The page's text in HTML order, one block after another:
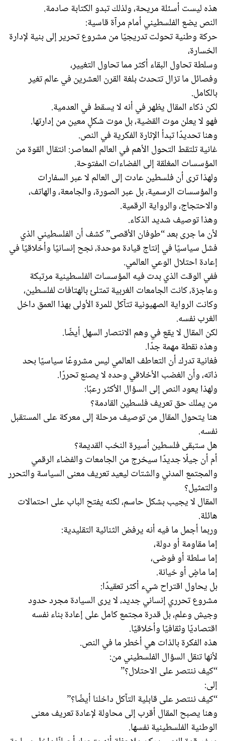
هذه ليست أسئلة مريحة، ولذلك تبدو الكتابة صادمة.
النص يضع الفلسطيني أمام مرآة قاسية:
حركة وطنية تحولت تدريجيًا من مشروع تحرير إلى بنية لإدارة
الخسارة،
وسلطة تحاول البقاء أكثر مما تحاول التغيير،
وفصائل ما تزال تتحدث بلغة القرن العشرين في عالم تغير
بالكامل.
لكن ذكاء المقال يظهر في أنه لا يسقط في العدمية.
فهو لا يعلن موت القضية، بل موت شكلٍ معين من إدارتها.
وهنا تحديدًا تبدأ الإثارة الفكرية في النص.
غانية تلتقط التحول الأهم في العالم المعاصر: انتقال القوة من
المؤسسات المغلقة إلى الفضاءات المفتوحة.
ولهذا ترى أن فلسطين عادت إلى العالم لا عبر السفارات
والمؤسسات الرسمية، بل عبر الصورة، والجامعة، والهاتف،
والاحتجاج، والرواية الرقمية.
وهذا توصيف شديد الذكاء.
لأن ما جرى بعد “طوفان الأقصى” كشف أن الفلسطيني الذي
فشل سياسيًا في إنتاج قيادة موحدة، نجح إنسانيًا وأخلاقيًا في
إعادة احتلال الوعي العالمي.
ففي الوقت الذي بدت فيه المؤسسات الفلسطينية مرتبكة
وعاجزة، كانت الجامعات الغربية تمتلئ بالهتافات لفلسطين،
وكانت الرواية الصهيونية تتآكل للمرة الأولى بهذا العمق داخل
الغرب نفسه.
لكن المقال لا يقع في وهم الانتصار السهل أيضًا.
وهذه نقطة مهمة جدًا.
فغانية تدرك أن التعاطف العالمي ليس مشروعًا سياسيًا بحد
ذاته، وأن الغضب الأخلاقي وحده لا يصنع تحررًا.
ولهذا يعود النص إلى السؤال الأكثر رعبًا:
من يملك حق تعريف فلسطين القادمة؟
هنا يتحول المقال من توصيف مرحلة إلى معركة على المستقبل
نفسه.
هل ستبقى فلسطين أسيرة النخب القديمة؟
أم أن جيلًا جديدًا سيخرج من الجامعات والفضاء الرقمي
والمجتمع المدني والشتات ليعيد تعريف معنى السياسة والتحرر
والتمثيل؟
المقال لا يجيب بشكل حاسم، لكنه يفتح الباب على احتمالات
هائلة.
وربما أجمل ما فيه أنه يرفض الثنائية التقليدية:
إما مقاومة أو دولة،
إما سلطة أو فوضى،
إما ماضٍ أو خيانة.
بل يحاول اقتراح شيء أكثر تعقيدًا:
مشروع تحرري إنساني جديد، لا يرى السيادة مجرد حدود
وجيش وعلم، بل قدرة مجتمع كامل على إعادة بناء نفسه
اقتصاديًا وثقافيًا وأخلاقيًا.
هذه الفكرة بالذات هي أخطر ما في النص.
لأنها تنقل السؤال الفلسطيني من:
“كيف ننتصر على الاحتلال؟”
إلى:
“كيف ننتصر على قابلية التآكل داخلنا أيضًا؟”
وهنا يصبح المقال أقرب إلى محاولة لإعادة تعريف معنى
الوطنية الفلسطينية نفسها.